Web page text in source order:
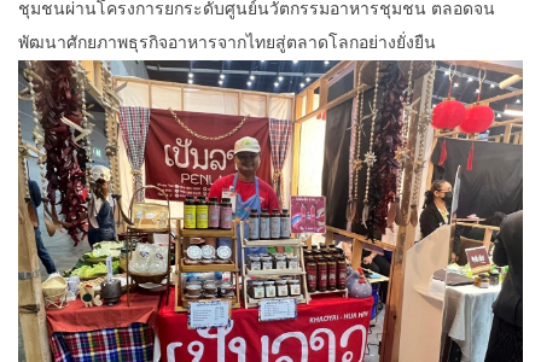
ชุมชนผ่านโครงการยกระดับศูนย์นวัตกรรมอาหารชุมชน ตลอดจน
พัฒนาศักยภาพธุรกิจอาหารจากไทยสู่ตลาดโลกอย่างยั่งยืน